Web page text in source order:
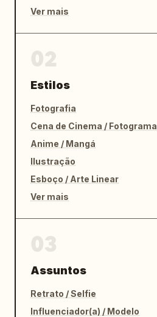
Ver mais
Estilos
Fotografia
Cena de Cinema / Fotograma
Anime / Mangá
Ilustração
Esboço / Arte Linear
Ver mais
Assuntos
Retrato / Selfie
Influenciador(a) / Modelo